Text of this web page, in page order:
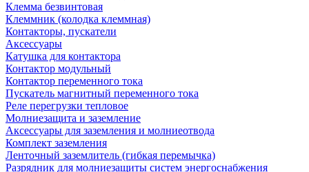
Клемма безвинтовая
Клеммник (колодка клеммная)
Контакторы, пускатели
Аксессуары
Катушка для контактора
Контактор модульный
Контактор переменного тока
Пускатель магнитный переменного тока
Реле перегрузки тепловое
Молниезащита и заземление
Аксессуары для заземления и молниеотвода
Комплект заземления
Ленточный заземлитель (гибкая перемычка)
Разрядник для молниезащиты систем энергоснабжения